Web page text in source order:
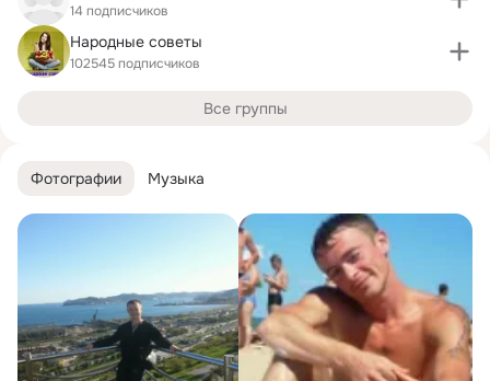
Фотографии Музыка
14 подписчиков
Народные советы
102545 подписчиков
Все группы